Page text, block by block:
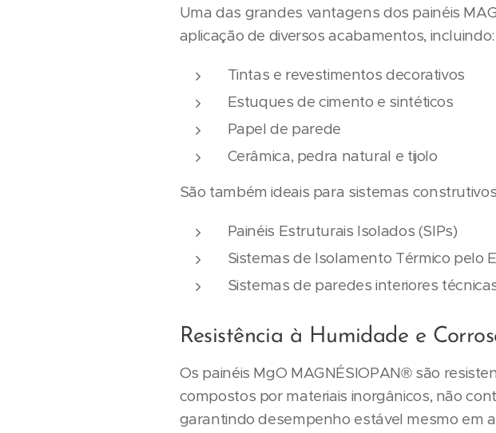
Uma das grandes vantagens dos painéis
aplicação de diversos acabamentos, incluindo:
Tintas e revestimentos decorativos
Estuques de cimento e sintéticos
Papel de parede
Cerâmica, pedra natural e tijolo
São também ideais para sistemas
Painéis Estruturais Isolados (SIPs)
Sistemas de Isolamento Térmico pelo
Sistemas de paredes interiores
Resistência à Humidade e
Os painéis MgO MAGNÉSIOPAN® são
compostos por materiais inorgânicos, não
garantindo desempenho estável mesmo em